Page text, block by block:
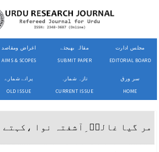
اغراض ومقاصد
AIMS & SCOPES
مقالہ بھیجئے
SUBMIT PAPER
مجلس ادارت
EDITORIAL BOARD
پرانے شمارے
OLD ISSUE
تازہ شمارہ
CURRENT ISSUE
سر ورق
HOME
مر گیا غالبؔ ِآشفتہ نوا ،کہتے